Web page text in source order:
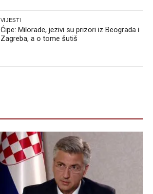
VIJESTI
Ćipe: Milorade, jezivi su prizori iz Beograda i
Zagreba, a o tome šutiš